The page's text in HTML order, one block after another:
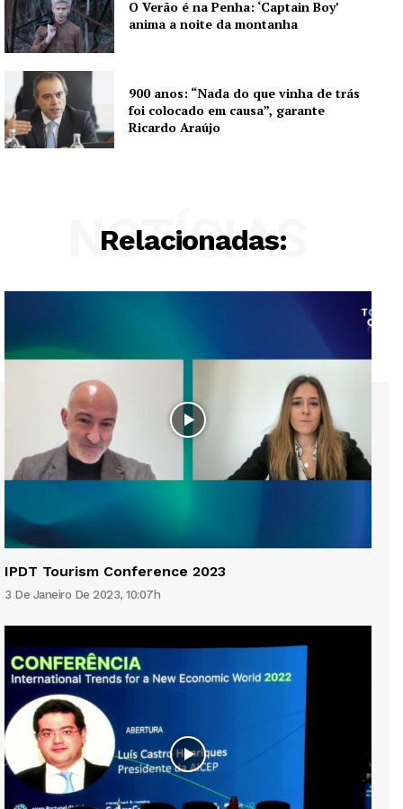
SUBSCREVA JÁ!
Institucional
Artigos
Grande Entrevista
O Verão é na Penha: ‘Captain Boy’
anima a noite da montanha
900 anos: “Nada do que vinha de trás
foi colocado em causa”, garante
Ricardo Araújo
Relacionadas:
NOTÍCIAS
IPDT Tourism Conference 2023
3 De Janeiro De 2023, 10:07h